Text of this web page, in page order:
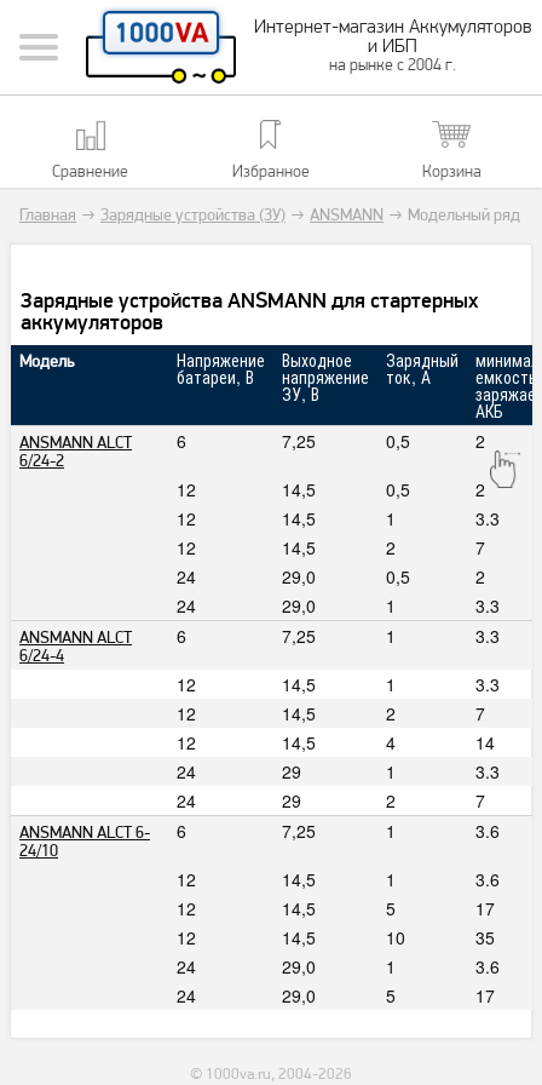
Интернет-магазин Аккумуляторов
и ИБП
на рынке с 2004 г.
Сравнение Избранное Корзина
Главная → Зарядные устройства (ЗУ) → ANSMANN → Модельный ряд
Зарядные устройства ANSMANN для стартерных
аккумуляторов
Модель Напряжение
батареи, В
Выходное
напряжение
ЗУ, В
Зарядный
ток, А емкость
АКБ
ANSMANN ALCT
6/24-2
6 7,25 0,5
2
12
14,5 0,5
2
12
14,5 1
3.3
12
14,5 2
7
24
29,0 0,5
2
24
29,0 1 3.3
ANSMANN ALCT
6/24-4
6 7,25 1
3.3
12
14,5 1
3.3
12
14,5 2
7
12
14,5 4
14
24
29 1
3.3
24
29 2 7
ANSMANN ALCT 6-
24/10
6 7,25 1
3.6
12
14,5 1
3.6
12
14,5 5
17
12
14,5 10
35
24
29,0 1
3.6
24
29,0 5 17
© 1000va.ru, 2004-2026